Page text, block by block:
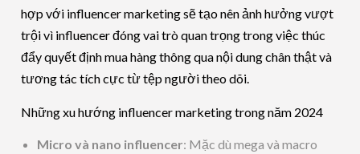
hợp với influencer marketing sẽ tạo nên ảnh hưởng vượt
trội vì influencer đóng vai trò quan trọng trong việc thúc
đẩy quyết định mua hàng thông qua nội dung chân thật và
tương tác tích cực từ tệp người theo dõi.
Những xu hướng influencer marketing trong năm 2024
Micro và nano influencer: Mặc dù mega và macro